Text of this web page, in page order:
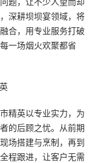
深耕坝坝宴领域，将
合，用专业服务打破
一场烟火欢聚都省
精英以专业实力，为
的后顾之忧。从前期
场搭建与烹制，再到
程跟进，让客户无需